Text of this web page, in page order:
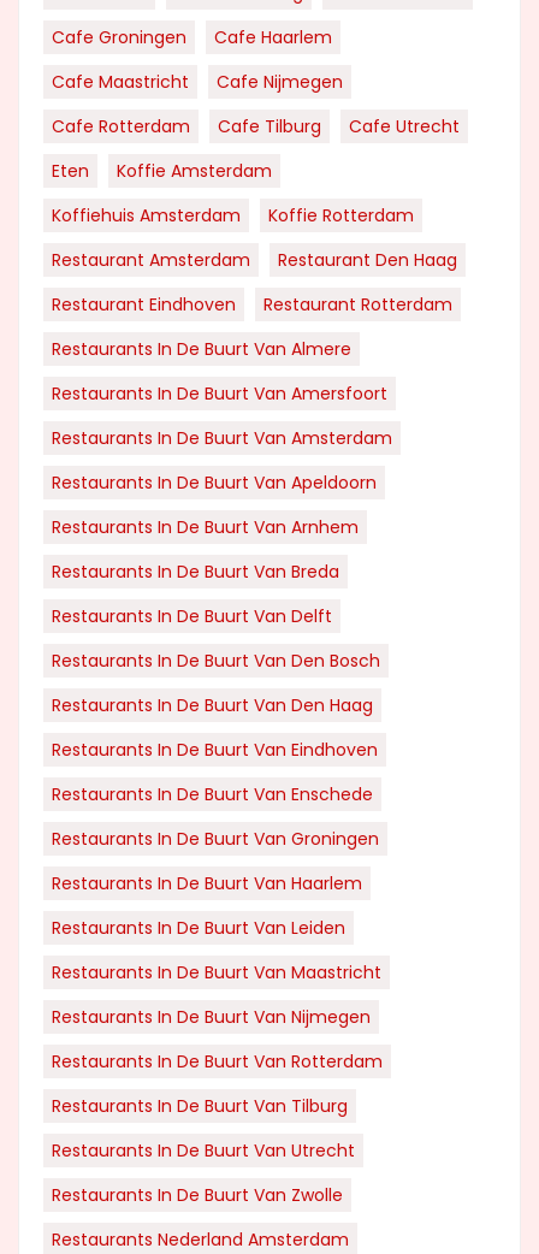
Cafe Groningen
Cafe Haarlem
Cafe Maastricht
Cafe Nijmegen
Cafe Rotterdam
Cafe Tilburg
Cafe Utrecht
Eten
Koffie Amsterdam
Koffiehuis Amsterdam
Koffie Rotterdam
Restaurant Amsterdam
Restaurant Den Haag
Restaurant Eindhoven
Restaurant Rotterdam
Restaurants In De Buurt Van Almere
Restaurants In De Buurt Van Amersfoort
Restaurants In De Buurt Van Amsterdam
Restaurants In De Buurt Van Apeldoorn
Restaurants In De Buurt Van Arnhem
Restaurants In De Buurt Van Breda
Restaurants In De Buurt Van Delft
Restaurants In De Buurt Van Den Bosch
Restaurants In De Buurt Van Den Haag
Restaurants In De Buurt Van Eindhoven
Restaurants In De Buurt Van Enschede
Restaurants In De Buurt Van Groningen
Restaurants In De Buurt Van Haarlem
Restaurants In De Buurt Van Leiden
Restaurants In De Buurt Van Maastricht
Restaurants In De Buurt Van Nijmegen
Restaurants In De Buurt Van Rotterdam
Restaurants In De Buurt Van Tilburg
Restaurants In De Buurt Van Utrecht
Restaurants In De Buurt Van Zwolle
Restaurants Nederland Amsterdam